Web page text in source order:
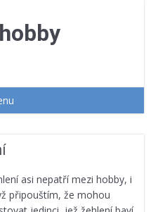
asi nepatří mezi hobby, i
připouštím, že mohou